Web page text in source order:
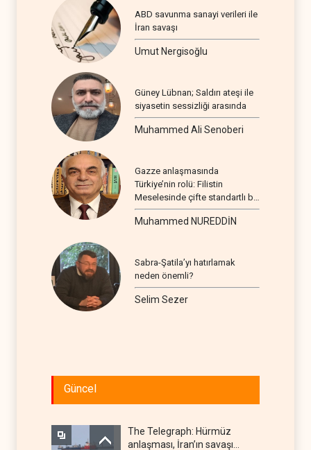
ABD savunma sanayi verileri ile
İran savaşı
Umut Nergisoğlu
Güney Lübnan; Saldırı ateşi ile
siyasetin sessizliği arasında
Muhammed Ali Senoberi
Gazze anlaşmasında
Türkiye’nin rolü: Filistin
Meselesinde çifte standartlı bir
seyir
Muhammed NUREDDİN
Sabra-Şatila’yı hatırlamak
neden önemli?
Selim Sezer
Güncel
The Telegraph: Hürmüz
anlaşması, İran’ın savaşı